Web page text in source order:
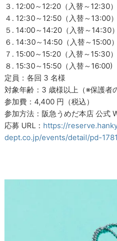
３. 12:00～12:20（入替～12:30）
４. 12:30～12:50（入替～13:00）
５. 14:00～14:20（入替～14:30）
６. 14:30～14:50（入替～15:00）
７. 15:00～15:20（入替～15:30）
８. 15:30～15:50（入替～16:00)
定員：各回 3 名様
対象年齢：3 歳様以上（※保護者
参加費：4,400 円（税込）
参加方法：阪急うめだ本店 公式
応募 URL： https://
dept.co.jp/events/detail/pd-